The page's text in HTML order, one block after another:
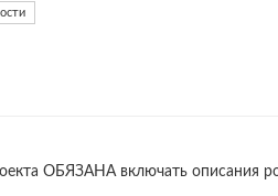
ОБЯЗАНА включать описания